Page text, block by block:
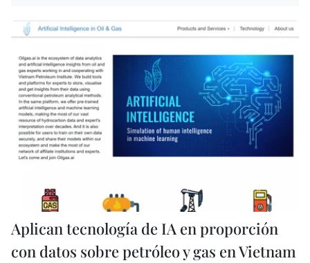
Aplican tecnología de IA en proporción
con datos sobre petróleo y gas en Vietnam